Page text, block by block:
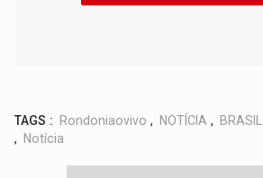
TAGS : Rondoniaovivo , NOTÍCIA , BRASIL
,
Notícia